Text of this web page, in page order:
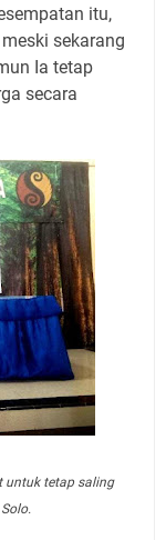
itu,
sekarang
Ia tetap
secara
untuk tetap saling